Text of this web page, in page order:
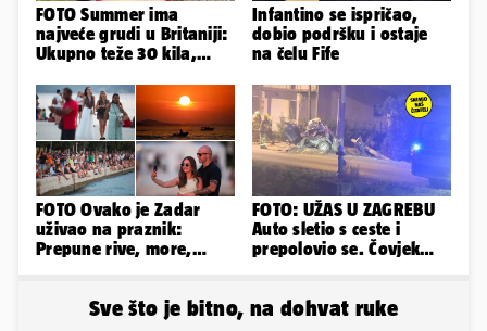
FOTO Summer ima
najveće grudi u Britaniji:
Ukupno teže 30 kila,
smanjivanju...
Infantino se ispričao,
dobio podršku i ostaje
na čelu Fife
FOTO Ovako je Zadar
uživao na praznik:
Prepune rive, more,
FOTO: UŽAS U ZAGREBU
Auto sletio s ceste i
prepolovio se. Čovjek
Sve što je bitno, na dohvat ruke